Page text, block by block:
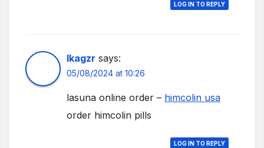
LOG IN TO REPLY
Ikagzr says:
05/08/2024 at 10:26
lasuna online order – himcolin usa
order himcolin pills
LOG IN TO REPLY